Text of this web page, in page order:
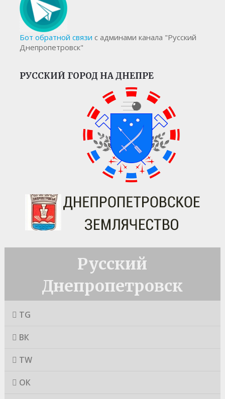
Бот обратной связи с админами канала "Русский
Днепропетровск"
РУССКИЙ ГОРОД НА ДНЕПРЕ
Русский
Днепропетровск
TG
ВК
TW
ОК